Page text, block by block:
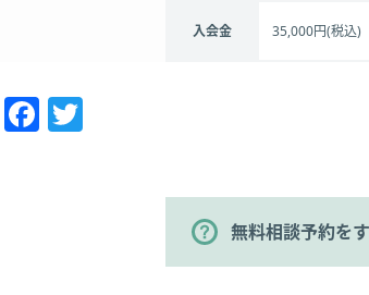
入会金 35,000円(税込)
Facebook
無料相談予約を